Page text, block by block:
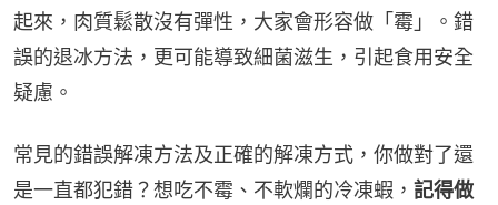
起來，肉質鬆散沒有彈性，大家會形容做「霉」。錯
誤的退冰方法，更可能導致細菌滋生，引起食用安全
疑慮。
常見的錯誤解凍方法及正確的解凍方式，你做對了還
是一直都犯錯？想吃不霉、不軟爛的冷凍蝦， 記得做